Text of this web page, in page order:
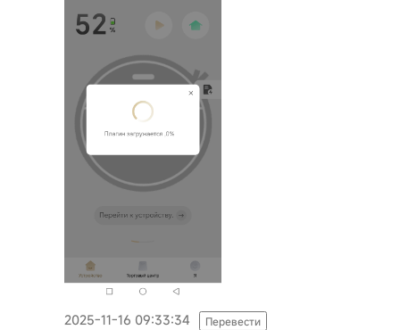
2025-11-16 09:33:34 Перевести